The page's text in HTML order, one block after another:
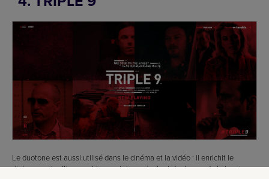
Le duotone est aussi utilisé dans le cinéma et la vidéo : il enrichit le
dialogue entre l’image et le spectateur, ajoutant du drame, de la tension